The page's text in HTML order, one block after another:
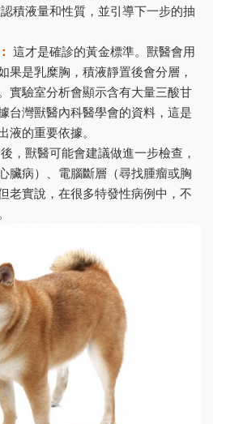
積液量和性質，並引導下一步的抽
這才是確診的黃金標準。獸醫會用
果是乳糜胸，積液靜置後會分層，
實驗室分析會顯示含有大量三酸甘
台灣獸醫內科醫學會的資料，這是
液的重要依據。
，獸醫可能會建議做進一步檢查，
臟病）、電腦斷層（尋找腫瘤或胸
老實說，在很多特發性病例中，不